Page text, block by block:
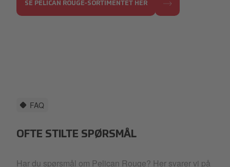
SE PELICAN ROUGE-SORTIMENTET HER
FAQ
OFTE STILTE SPØRSMÅL
Har du spørsmål om Pelican Rouge? Her svarer vi på